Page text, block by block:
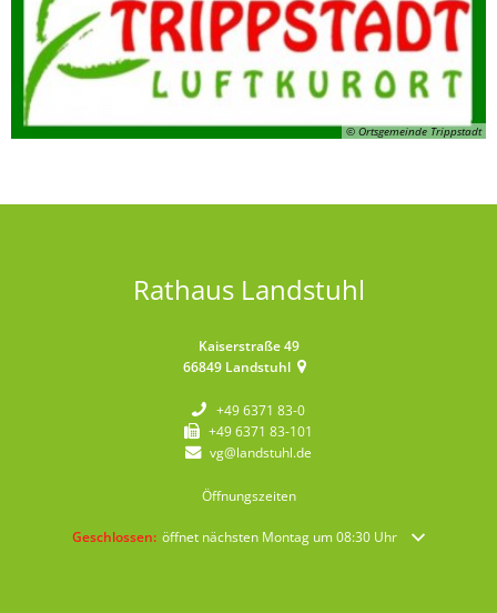
© Ortsgemeinde Trippstadt
Rathaus Landstuhl
Kaiserstraße 49
66849 Landstuhl
+49 6371 83-0
+49 6371 83-101
vg@landstuhl.de
Öffnungszeiten
Klicken, um weitere Öffnungs- oder Schließzeiten auszublenden
Geschlossen: öffnet nächsten Montag um 08:30 Uhr